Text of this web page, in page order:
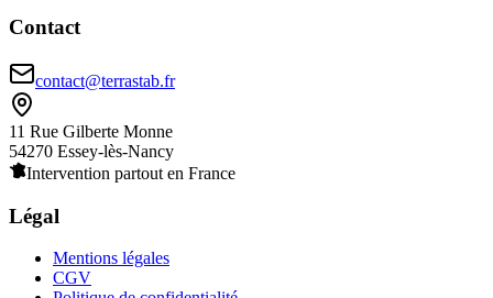
Contact
contact@terrastab.fr
11 Rue Gilberte Monne
54270 Essey-lès-Nancy
Intervention partout en France
Légal
Mentions légales
CGV